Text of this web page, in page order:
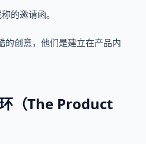
的邀请函。
的创意，他们是建立在产品内
（The Product